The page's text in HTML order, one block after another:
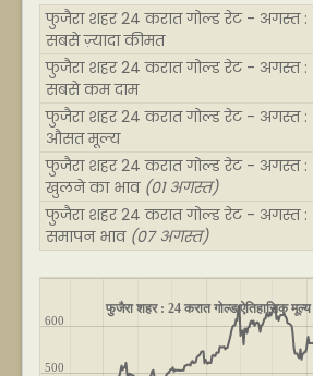
फुजैरा शहर 24 करात गोल्ड रेट - अगस्त :
सबसे ज़्यादा कीमत
फुजैरा शहर 24 करात गोल्ड रेट - अगस्त :
सबसे कम दाम
फुजैरा शहर 24 करात गोल्ड रेट - अगस्त :
औसत मूल्य
फुजैरा शहर 24 करात गोल्ड रेट - अगस्त :
खुलने का भाव (01 अगस्त)
फुजैरा शहर 24 करात गोल्ड रेट - अगस्त :
समापन भाव (07 अगस्त)
फुजैरा शहर : 24 करात गोल्ड ऐतिहासिक मूल्य
500
600